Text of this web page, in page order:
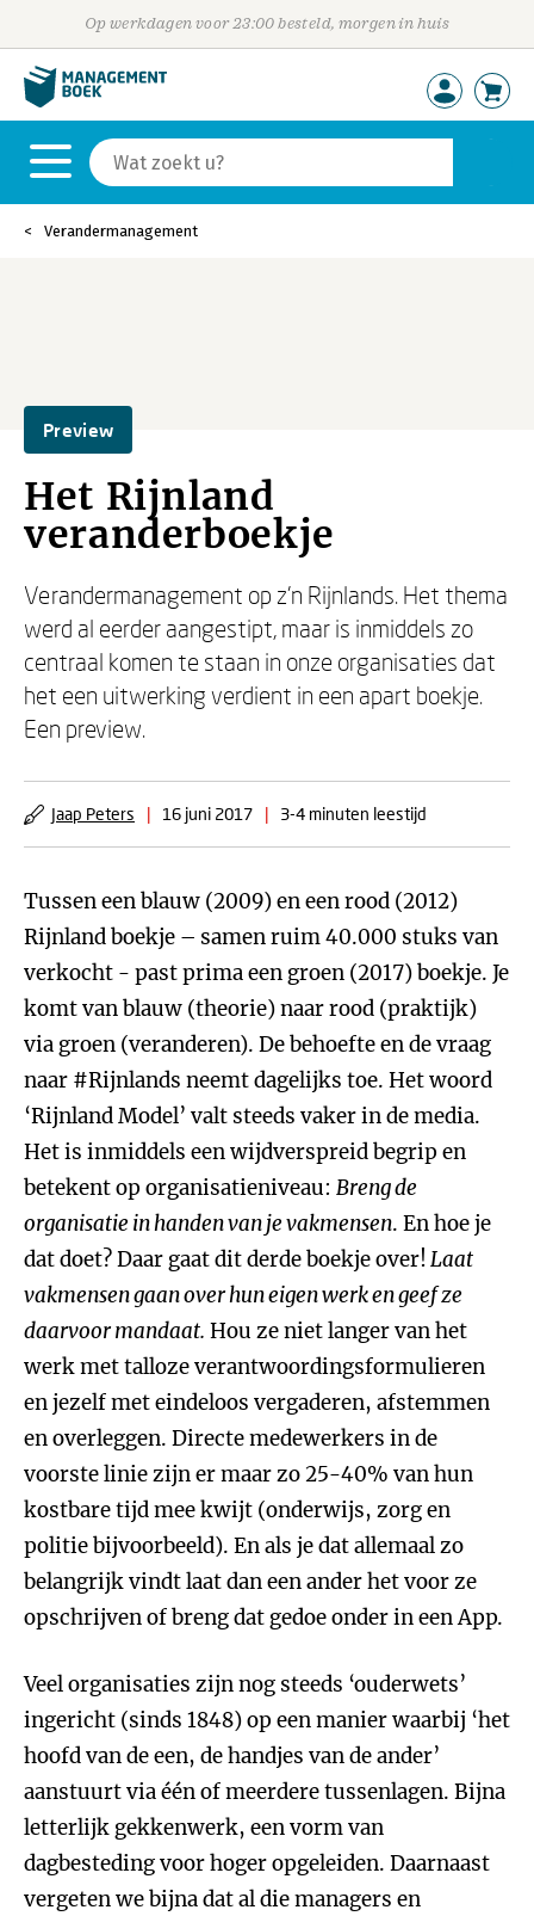
Op werkdagen voor 23:00 besteld, morgen in huis
Verandermanagement
Preview
Het Rijnland
veranderboekje
Verandermanagement op z’n Rijnlands. Het thema
werd al eerder aangestipt, maar is inmiddels zo
centraal komen te staan in onze organisaties dat
het een uitwerking verdient in een apart boekje.
Een preview.
Jaap Peters | 16 juni 2017 | 3-4 minuten leestijd
Tussen een blauw (2009) en een rood (2012)
Rijnland boekje – samen ruim 40.000 stuks van
verkocht - past prima een groen (2017) boekje. Je
komt van blauw (theorie) naar rood (praktijk)
via groen (veranderen). De behoefte en de vraag
naar #Rijnlands neemt dagelijks toe. Het woord
‘Rijnland Model’ valt steeds vaker in de media.
Het is inmiddels een wijdverspreid begrip en
betekent op organisatieniveau: Breng de
organisatie in handen van je vakmensen. En hoe je
dat doet? Daar gaat dit derde boekje over!Laat
vakmensen gaan over hun eigen werk en geef ze
daarvoor mandaat. Hou ze niet langer van het
werk met talloze verantwoordingsformulieren
en jezelf met eindeloos vergaderen, afstemmen
en overleggen. Directe medewerkers in de
voorste linie zijn er maar zo 25-40% van hun
kostbare tijd mee kwijt (onderwijs, zorg en
politie bijvoorbeeld). En als je dat allemaal zo
belangrijk vindt laat dan een ander het voor ze
opschrijven of breng dat gedoe onder in een App.
Veel organisaties zijn nog steeds ‘ouderwets’
ingericht (sinds 1848) op een manier waarbij ‘het
hoofd van de een, de handjes van de ander’
aanstuurt via één of meerdere tussenlagen. Bijna
letterlijk gekkenwerk, een vorm van
dagbesteding voor hoger opgeleiden. Daarnaast
vergeten we bijna dat al die managers en